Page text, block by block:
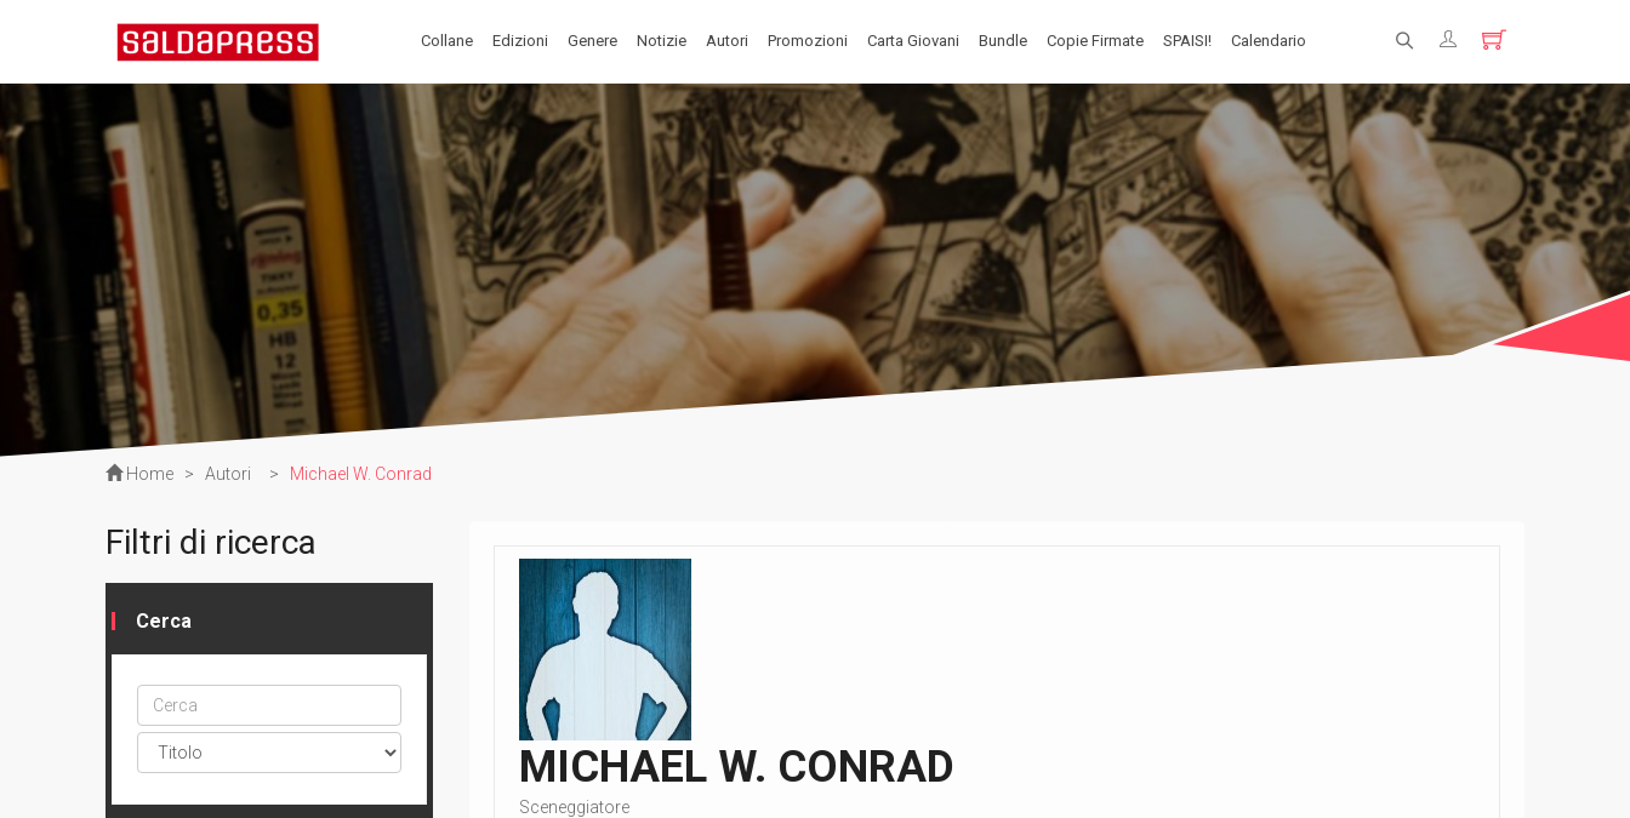
Collane Edizioni Genere Notizie Autori Promozioni Carta Giovani Bundle Copie Firmate SPAISI! Calendario
Registrati
Home > Autori > Michael W. Conrad
MICHAEL W. CONRAD
Sceneggiatore
Filtri di ricerca
Cerca
Cerca
ptype